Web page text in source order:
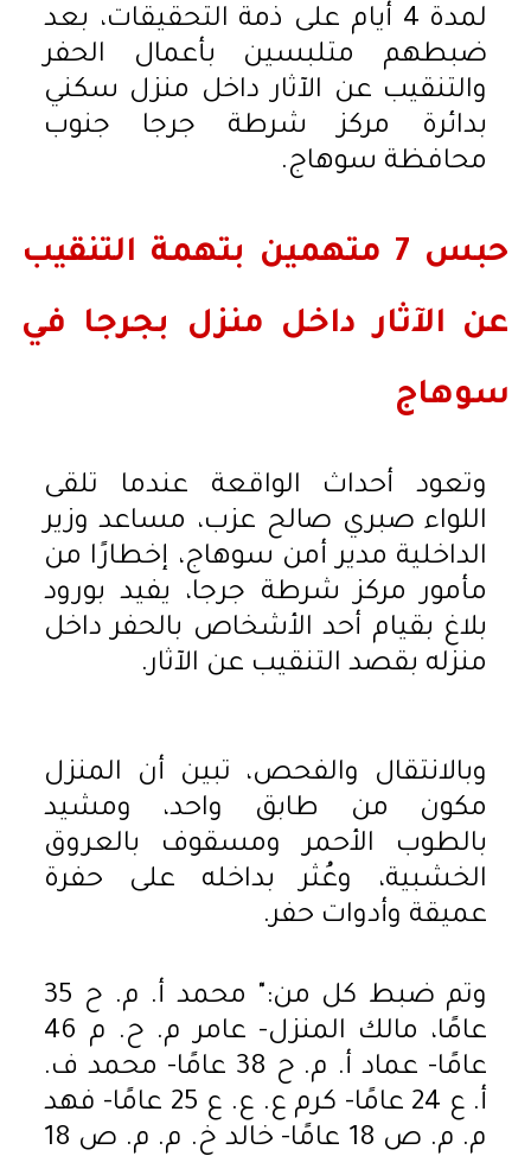
لمدة 4 أيام على ذمة التحقيقات، بعد
ضبطهم متلبسين بأعمال الحفر
والتنقيب عن الآثار داخل منزل سكني
بدائرة مركز شرطة جرجا جنوب
محافظة سوهاج.
حبس 7 متهمين بتهمة التنقيب
عن الآثار داخل منزل بجرجا في
سوهاج
وتعود أحداث الواقعة عندما تلقى
اللواء صبري صالح عزب، مساعد وزير
الداخلية مدير أمن سوهاج، إخطارًا من
مأمور مركز شرطة جرجا، يفيد بورود
بلاغ بقيام أحد الأشخاص بالحفر داخل
منزله بقصد التنقيب عن الآثار.
وبالانتقال والفحص، تبين أن المنزل
مكون من طابق واحد، ومشيد
بالطوب الأحمر ومسقوف بالعروق
الخشبية، وعُثر بداخله على حفرة
عميقة وأدوات حفر.
وتم ضبط كل من:" محمد أ. م. ح 35
عامًا، مالك المنزل- عامر م. ح. م 46
عامًا- عماد أ. م. ح 38 عامًا- محمد ف.
أ. ع 24 عامًا- كرم ع. ع. ع 25 عامًا- فهد
م. م. ص 18 عامًا- خالد خ. م. م. ص 18